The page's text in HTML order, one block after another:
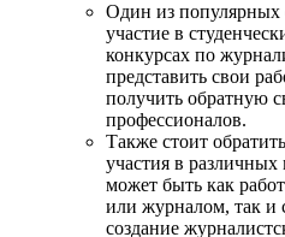
Один из популярных
участие в
конкурсах по
представить свои
получить обратную
профессионалов.
Также стоит
участия в
может быть как
или журналом, так и
создание